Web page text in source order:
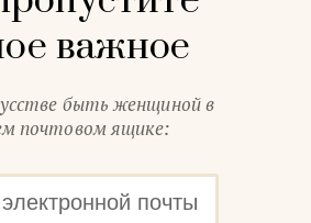
важное
быть женщиной в
почтовом ящике: